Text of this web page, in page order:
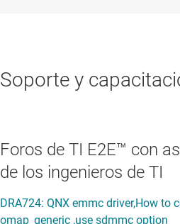
Soporte y
Foros de TI E2E™ con
de los ingenieros de TI